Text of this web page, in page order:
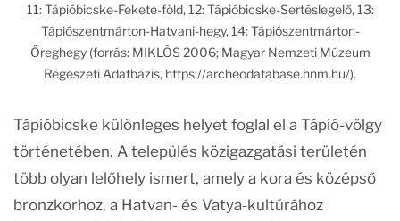
11: Tápióbicske-Fekete-föld, 12: Tápióbicske-Sertéslegelő, 13:
Tápiószentmárton-Hatvani-hegy, 14: Tápiószentmárton-
Öreghegy (forrás: MIKLÓS 2006; Magyar Nemzeti Múzeum
Régészeti Adatbázis, https://archeodatabase.hnm.hu/).
Tápióbicske különleges helyet foglal el a Tápió-völgy
történetében. A település közigazgatási területén
több olyan lelőhely ismert, amely a kora és középső
bronzkorhoz, a Hatvan- és Vatya-kultúrához